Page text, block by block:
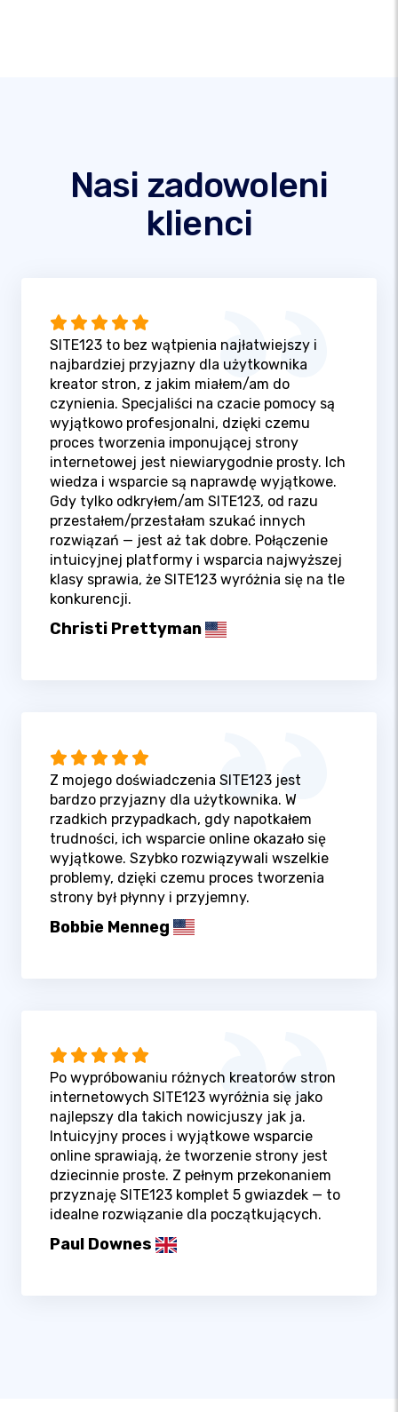
Nasi zadowoleni
klienci
SITE123 to bez wątpienia najłatwiejszy i
najbardziej przyjazny dla użytkownika
kreator stron, z jakim miałem/am do
czynienia. Specjaliści na czacie pomocy są
wyjątkowo profesjonalni, dzięki czemu
proces tworzenia imponującej strony
internetowej jest niewiarygodnie prosty. Ich
wiedza i wsparcie są naprawdę wyjątkowe.
Gdy tylko odkryłem/am SITE123, od razu
przestałem/przestałam szukać innych
rozwiązań — jest aż tak dobre. Połączenie
intuicyjnej platformy i wsparcia najwyższej
klasy sprawia, że SITE123 wyróżnia się na tle
konkurencji.
Christi Prettyman
Z mojego doświadczenia SITE123 jest
bardzo przyjazny dla użytkownika. W
rzadkich przypadkach, gdy napotkałem
trudności, ich wsparcie online okazało się
wyjątkowe. Szybko rozwiązywali wszelkie
problemy, dzięki czemu proces tworzenia
strony był płynny i przyjemny.
Bobbie Menneg
Po wypróbowaniu różnych kreatorów stron
internetowych SITE123 wyróżnia się jako
najlepszy dla takich nowicjuszy jak ja.
Intuicyjny proces i wyjątkowe wsparcie
online sprawiają, że tworzenie strony jest
dziecinnie proste. Z pełnym przekonaniem
przyznaję SITE123 komplet 5 gwiazdek — to
idealne rozwiązanie dla początkujących.
Paul Downes